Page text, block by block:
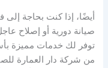
أيضًا، إذا كنت بحاجة
صيانة دورية أو إصلاح
توفر لك خدمات مميزة
من شركة دار العمارة